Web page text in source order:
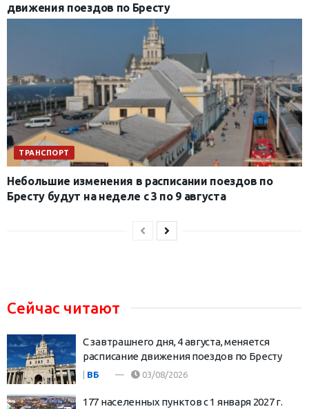
движения поездов по Бресту
ТРАНСПОРТ
Небольшие изменения в расписании поездов по
Бресту будут на неделе с 3 по 9 августа
Сейчас читают
С завтрашнего дня, 4 августа, меняется
расписание движения поездов по Бресту
ВБ 03/08/2026
177 населенных пунктов с 1 января 2027 г.